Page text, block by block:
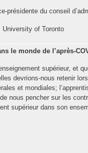
présidente du conseil
University of Toronto
le monde de l’après-
supérieur,
devrions-nous retenir
et mondiales;
nous pencher sur les
supérieur dans son